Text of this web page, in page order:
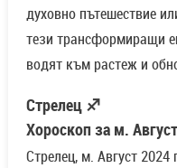
духовно пътешествие
тези трансформиращи
водят към растеж и
Стрелец ♐
Хороскоп за м.
Стрелец, м. Август